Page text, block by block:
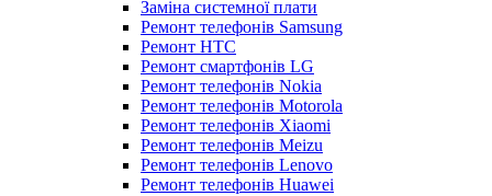
Заміна системної плати
Ремонт телефонів Samsung
Ремонт HTC
Ремонт смартфонів LG
Ремонт телефонів Nokia
Ремонт телефонів Motorola
Ремонт телефонів Xiaomi
Ремонт телефонів Meizu
Ремонт телефонів Lenovo
Ремонт телефонів Huawei